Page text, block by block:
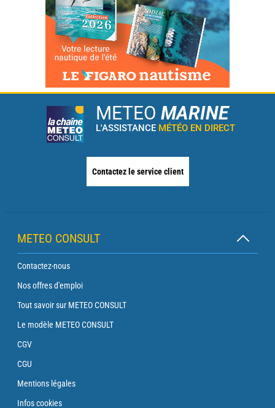
METEO MARINE
L'ASSISTANCE MÉTÉO EN DIRECT
Contactez le service client
METEO CONSULT
Contactez-nous
Nos offres d'emploi
Tout savoir sur METEO CONSULT
Le modèle METEO CONSULT
CGV
CGU
Mentions légales
Infos cookies